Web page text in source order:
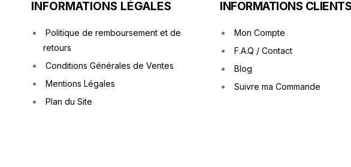
INFORMATIONS LÉGALES
Politique de remboursement et de
retours
Conditions Générales de Ventes
Mentions Légales
Plan du Site
INFORMATIONS CLIENTS
Mon Compte
F.A.Q / Contact
Blog
Suivre ma Commande